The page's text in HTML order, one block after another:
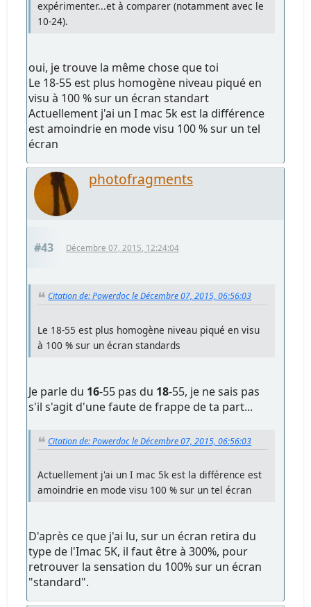
expérimenter...et à comparer (notamment avec le
10-24).
oui, je trouve la même chose que toi
Le 18-55 est plus homogène niveau piqué en
visu à 100 % sur un écran standart
Actuellement j'ai un I mac 5k est la différence
est amoindrie en mode visu 100 % sur un tel
écran
photofragments
#43 Décembre 07, 2015, 12:24:04
Citation de: Powerdoc le Décembre 07, 2015, 06:56:03
Le 18-55 est plus homogène niveau piqué en visu
à 100 % sur un écran standards
Je parle du 16-55 pas du 18-55, je ne sais pas
s'il s'agit d'une faute de frappe de ta part...
Citation de: Powerdoc le Décembre 07, 2015, 06:56:03
Actuellement j'ai un I mac 5k est la différence est
amoindrie en mode visu 100 % sur un tel écran
D'après ce que j'ai lu, sur un écran retira du
type de l'Imac 5K, il faut être à 300%, pour
retrouver la sensation du 100% sur un écran
"standard".